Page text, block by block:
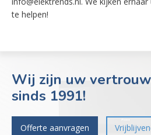
te helpen!
Wij zijn uw
sinds 1991!
Offerte aanvragen